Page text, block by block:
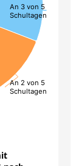
An 3 von 5
Schultagen
An 3 von 5
Schultagen
An 2 von 5
Schultagen
An 2 von 5
Schultagen